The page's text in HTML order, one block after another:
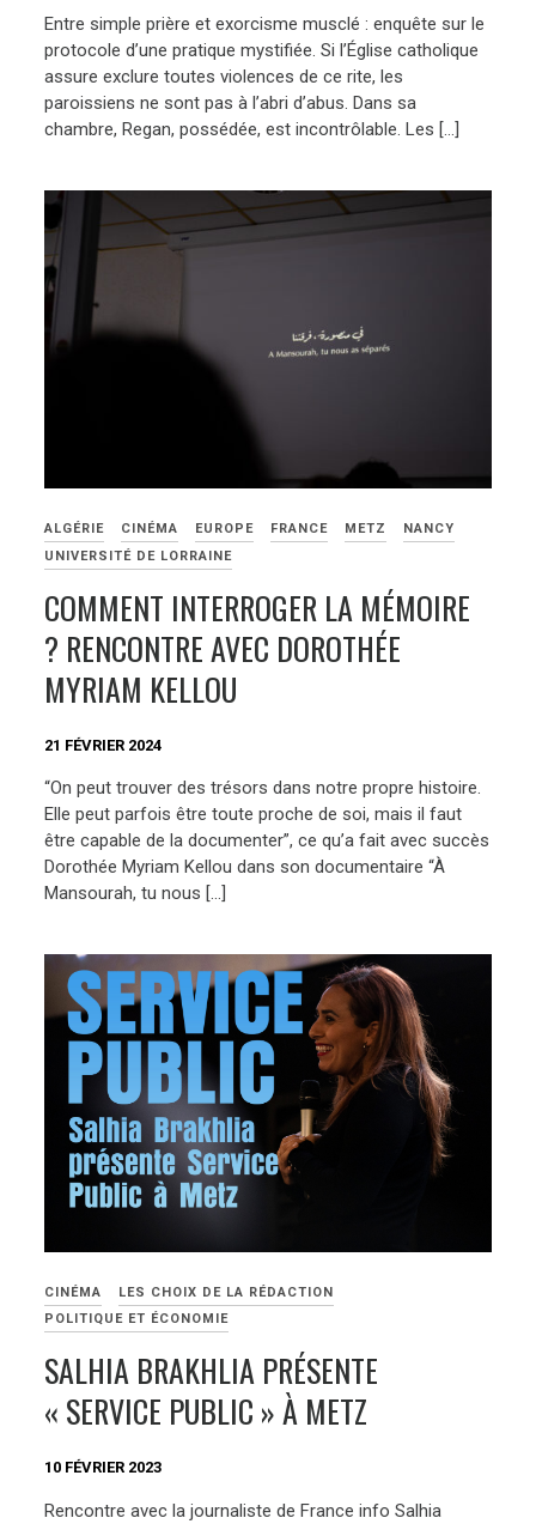
Entre simple prière et exorcisme musclé : enquête sur le
protocole d’une pratique mystifiée. Si l’Église catholique
assure exclure toutes violences de ce rite, les
paroissiens ne sont pas à l’abri d’abus. Dans sa
chambre, Regan, possédée, est incontrôlable. Les […]
ALGÉRIE CINÉMA EUROPE FRANCE METZ
NANCY
UNIVERSITÉ DE LORRAINE
COMMENT INTERROGER LA MÉMOIRE
? RENCONTRE AVEC DOROTHÉE
MYRIAM KELLOU
21 FÉVRIER 2024
“On peut trouver des trésors dans notre propre histoire.
Elle peut parfois être toute proche de soi, mais il faut
être capable de la documenter”, ce qu’a fait avec succès
Dorothée Myriam Kellou dans son documentaire “À
Mansourah, tu nous […]
CINÉMA
LES CHOIX DE LA RÉDACTION
POLITIQUE ET ÉCONOMIE
SALHIA BRAKHLIA PRÉSENTE
« SERVICE PUBLIC » À METZ
10 FÉVRIER 2023
Rencontre avec la journaliste de France info Salhia